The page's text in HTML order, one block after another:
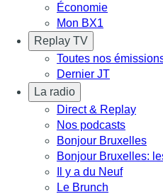
Économie
Mon BX1
Replay TV
Toutes nos
Dernier JT
La radio
Direct & Replay
Nos podcasts
Bonjour Bruxelles
Bonjour Bruxelles:
Il y a du Neuf
Le Brunch